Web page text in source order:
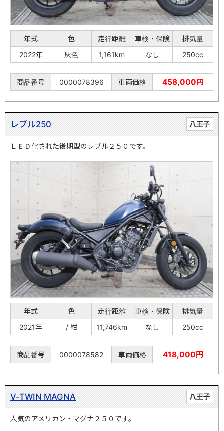
年式 色 走行距離 車検・保険
排気量
2022年
灰色 1,161km なし 250cc
商品番号 0000078396 車両価格 458,000円
八王子
レブル250
ＬＥＤ化された後期型のレブル２５０です。
年式 色 走行距離 車検・保険
排気量
2021年
/ 紺 11,746km なし 250cc
商品番号 0000078582 車両価格 418,000円
八王子
V-TWIN MAGNA
人気のアメリカン・マグナ２５０です。